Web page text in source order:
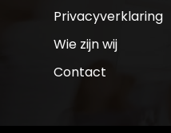
Privacyverklaring
Wie zijn wij
Contact